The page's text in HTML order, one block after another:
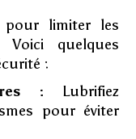
pour limiter les
quelques
:
: Lubrifiez
pour éviter